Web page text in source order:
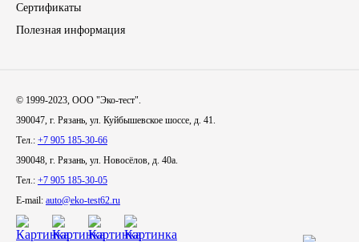
ЛИАЗ
Фильтры
Сертификаты
Полезная информация
© 1999-2023, ООО "Эко-тест".
390047, г. Рязань, ул. Куйбышевское шоссе, д. 41.
Тел.: +7 905 185-30-66
390048, г. Рязань, ул. Новосёлов, д. 40а.
Тел.: +7 905 185-30-05
E-mail: auto@eko-test62.ru